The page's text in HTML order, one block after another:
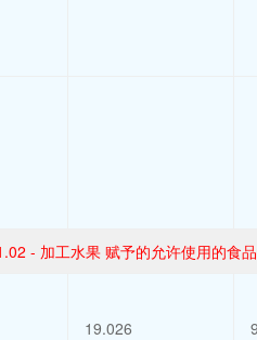
- 加工水果 赋予的允许使用的食
19.026